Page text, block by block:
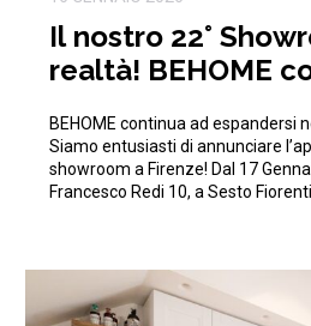
Il nostro 22°
realtà! BEHOME
BEHOME continua ad espandersi
Siamo entusiasti di annunciare
showroom a Firenze! Dal 17
Francesco Redi 10, a Sesto